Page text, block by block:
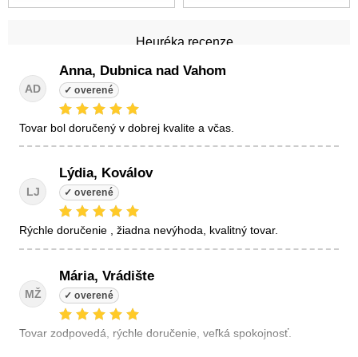
Heuréka recenze
AD
Anna, Dubnica nad Vahom
tovar bol doručený v dobrej kvalite a včas.
LJ
Lýdia, Koválov
Rýchle doručenie , žiadna nevýhoda, kvalitný tovar.
MŽ
Mária, Vrádište
Tovar zodpovedá, rýchle doručenie, veľká spokojnosť.